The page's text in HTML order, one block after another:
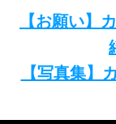
【お願い】
【写真集】